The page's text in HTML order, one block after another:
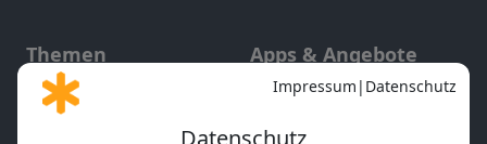
Themen
Gott und Bibel erklärt
Apps & Angebote
Mobile App